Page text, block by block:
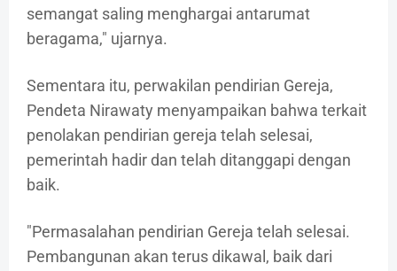
semangat saling menghargai antarumat
beragama," ujarnya.
Sementara itu, perwakilan pendirian Gereja,
Pendeta Nirawaty menyampaikan bahwa terkait
penolakan pendirian gereja telah selesai,
pemerintah hadir dan telah ditanggapi dengan
baik.
"Permasalahan pendirian Gereja telah selesai.
Pembangunan akan terus dikawal, baik dari